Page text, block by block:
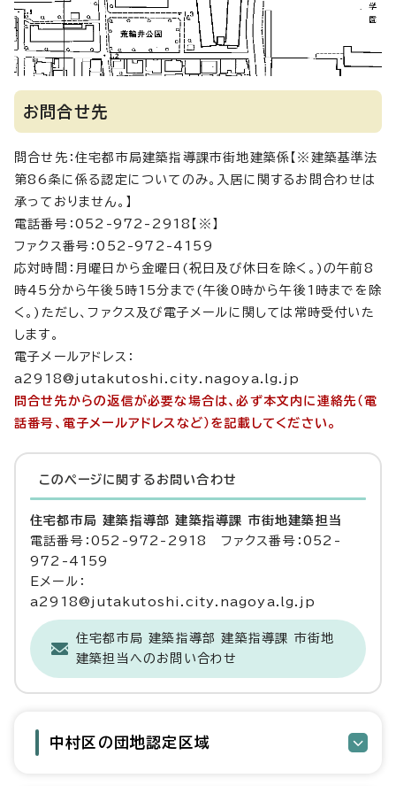
お問合せ先
問合せ先：住宅都市局建築指導課市街地建築係【※建築基準法
第86条に係る認定についてのみ。入居に関するお問合わせは
承っておりません。】
電話番号：052-972-2918【※】
ファクス番号：052-972-4159
応対時間：月曜日から金曜日(祝日及び休日を除く。)の午前8
時45分から午後5時15分まで(午後0時から午後1時までを除
く。)ただし、ファクス及び電子メールに関しては常時受付いた
します。
電子メールアドレス：
a2918@jutakutoshi.city.nagoya.lg.jp
問合せ先からの返信が必要な場合は、必ず本文内に連絡先（電
話番号、電子メールアドレスなど）を記載してください。
このページに関する お問い合わせ
住宅都市局 建築指導部 建築指導課 市街地建築担当
電話番号：052-972-2918 ファクス番号：052-
972-4159
Eメール：
a2918@jutakutoshi.city.nagoya.lg.jp
住宅都市局 建築指導部 建築指導課 市街地
建築担当へのお問い合わせ
中村区の団地認定区域